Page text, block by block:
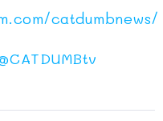
catdumbnews/